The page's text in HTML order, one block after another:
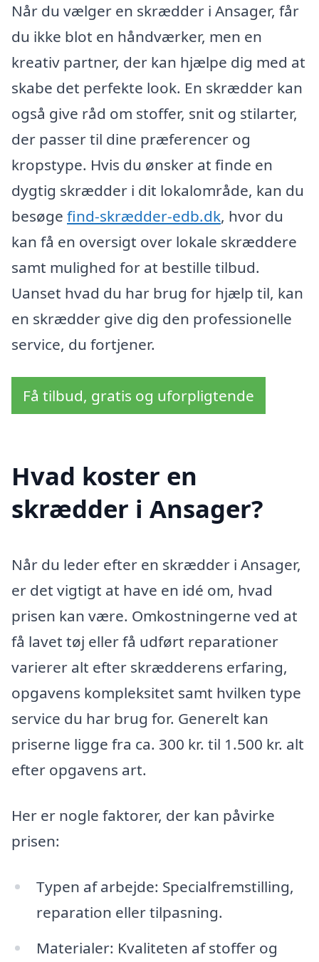
Når du vælger en skrædder i Ansager, får
du ikke blot en håndværker, men en
kreativ partner, der kan hjælpe dig med at
skabe det perfekte look. En skrædder kan
også give råd om stoffer, snit og stilarter,
der passer til dine præferencer og
kropstype. Hvis du ønsker at finde en
dygtig skrædder i dit lokalområde, kan du
besøge find-skrædder-edb.dk, hvor du
kan få en oversigt over lokale skræddere
samt mulighed for at bestille tilbud.
Uanset hvad du har brug for hjælp til, kan
en skrædder give dig den professionelle
service, du fortjener.
Få tilbud, gratis og uforpligtende
Hvad koster en
skrædder i Ansager?
Når du leder efter en skrædder i Ansager,
er det vigtigt at have en idé om, hvad
prisen kan være. Omkostningerne ved at
få lavet tøj eller få udført reparationer
varierer alt efter skrædderens erfaring,
opgavens kompleksitet samt hvilken type
service du har brug for. Generelt kan
priserne ligge fra ca. 300 kr. til 1.500 kr. alt
efter opgavens art.
Her er nogle faktorer, der kan påvirke
prisen:
Typen af arbejde: Specialfremstilling,
reparation eller tilpasning.
Materialer: Kvaliteten af stoffer og